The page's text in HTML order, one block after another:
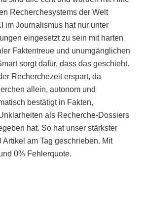
Recherchesystems der Welt
im Journalismus hat nur unter
eingesetzt zu sein mit harten
Faktentreue und unumgänglichen
sorgt dafür, dass das geschieht.
Recherchezeit erspart, da
allein, autonom und
bestätigt in Fakten,
als Recherche-Dossiers
hat. So hat unser stärkster
Artikel am Tag geschrieben. Mit
0% Fehlerquote.